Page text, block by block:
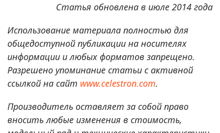
Статья обновлена в июле 2014 года
Использование материала полностью для
общедоступной публикации на носителях
информации и любых форматов запрещено.
Разрешено упоминание статьи с активной
ссылкой на сайт www.celestron.com.
Производитель оставляет за собой право
вносить любые изменения в стоимость,